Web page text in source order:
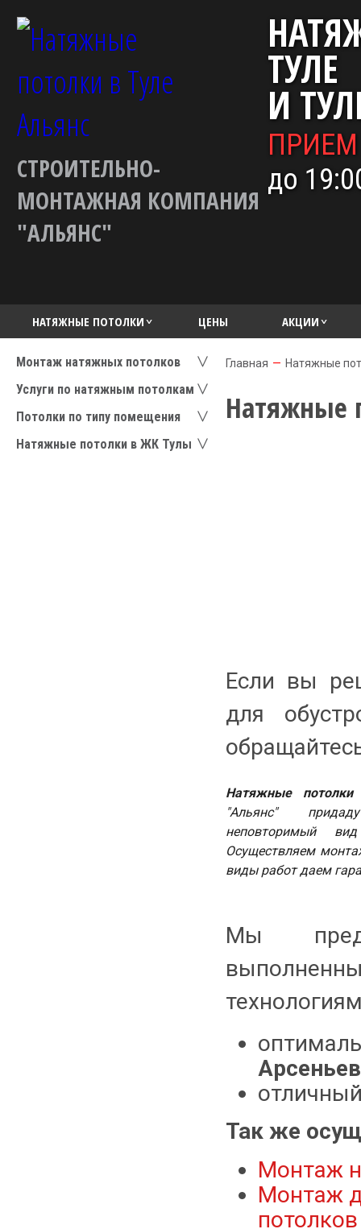
СТРОИТЕЛЬНО-
МОНТАЖНАЯ КОМПАНИЯ
"АЛЬЯНС"
ТУЛЕ
И
до
НАТЯЖНЫЕ ПОТОЛКИ ЦЕНЫ АКЦИИ
Монтаж натяжных потолков
Услуги по натяжным потолкам
Потолки по типу помещения
Натяжные потолки в ЖК Тулы
Главная — Натяжные
Натяжные
Если вы
для
Натяжные
"Альянс"
неповторимый
Осуществляем
виды работ даем
Мы
Так же
Монтаж
Монтаж
потолков